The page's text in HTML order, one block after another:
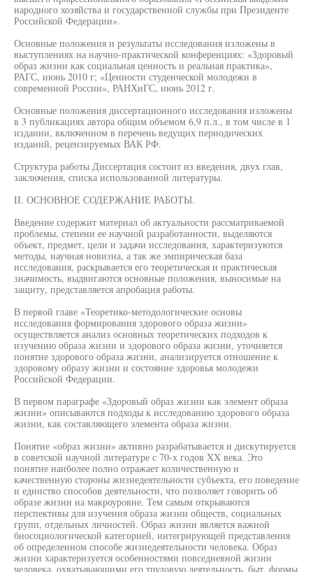
народного хозяйства и государственной службы при Президенте
Российской Федерации».
Основные положения и результаты исследования изложены в
выступлениях на научно-практической конференциях: «Здоровый
образ жизни как социальная ценность и реальная практика»,
РАГС, июнь 2010 г; «Ценности студенческой молодежи в
современной России», РАНХиГС, июнь 2012 г.
Основные положения диссертационного исследования изложены
в 3 публикациях автора общим объемом 6,9 п.л., в том числе в 1
издании, включенном в перечень ведущих периодических
изданий, рецензируемых ВАК РФ.
Структура работы Диссертация состоит из введения, двух глав,
заключения, списка использованной литературы.
II. ОСНОВНОЕ СОДЕРЖАНИЕ РАБОТЫ.
Введение содержит материал об актуальности рассматриваемой
проблемы, степени ее научной разработанности, выделяются
объект, предмет, цели и задачи исследования, характеризуются
методы, научная новизна, а так же эмпирическая база
исследования, раскрывается его теоретическая и практическая
значимость, выдвигаются основные положения, выносимые на
защиту, представляется апробация работы.
В первой главе «Теоретико-методологические основы
исследования формирования здорового образа жизни»
осуществляется анализ основных теоретических подходов к
изучению образа жизни и здорового образа жизни, уточняется
понятие здорового образа жизни, анализируется отношение к
здоровому образу жизни и состояние здоровья молодежи
Российской Федерации.
В первом параграфе «Здоровый образ жизни как элемент образа
жизни» описываются подходы к исследованию здорового образа
жизни, как составляющего элемента образа жизни.
Понятие «образ жизни» активно разрабатывается и дискутируется
в советской научной литературе с 70-х годов XX века. Это
понятие наиболее полно отражает количественную и
качественную стороны жизнедеятельности субъекта, его поведение
и единство способов деятельности, что позволяет говорить об
образе жизни на макроуровне. Тем самым открываются
перспективы для изучения образа жизни обществ, социальных
групп, отдельных личностей. Образ жизни является важной
биосоциологической категорией, интегрирующей представления
об определенном способе жизнедеятельности человека. Образ
жизни характеризуется особенностями повседневной жизни
человека, охватывающими его трудовую деятельность, быт, формы